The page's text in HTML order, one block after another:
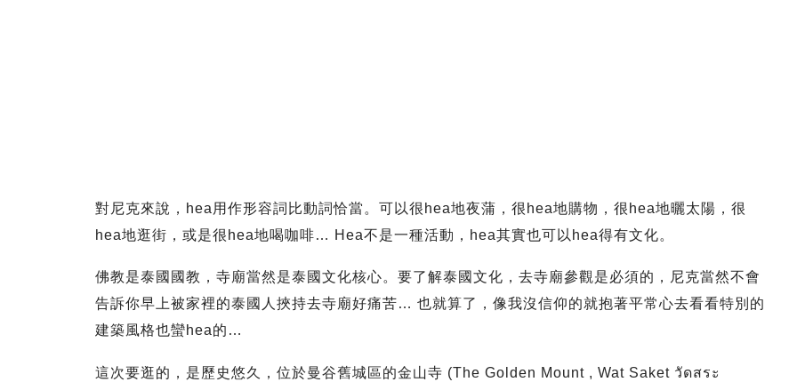
對尼克來說，hea用作形容詞比動詞恰當。可以很hea地夜蒲，很hea地購物，很hea地曬太陽，很
hea地逛街，或是很hea地喝咖啡… Hea不是一種活動，hea其實也可以hea得有文化。
佛教是泰國國教，寺廟當然是泰國文化核心。要了解泰國文化，去寺廟參觀是必須的，尼克當然不會
告訴你早上被家裡的泰國人挾持去寺廟好痛苦… 也就算了，像我沒信仰的就抱著平常心去看看特別的
建築風格也蠻hea的…
這次要逛的，是歷史悠久，位於曼谷舊城區的金山寺 (The Golden Mount , Wat Saket วัดสระ